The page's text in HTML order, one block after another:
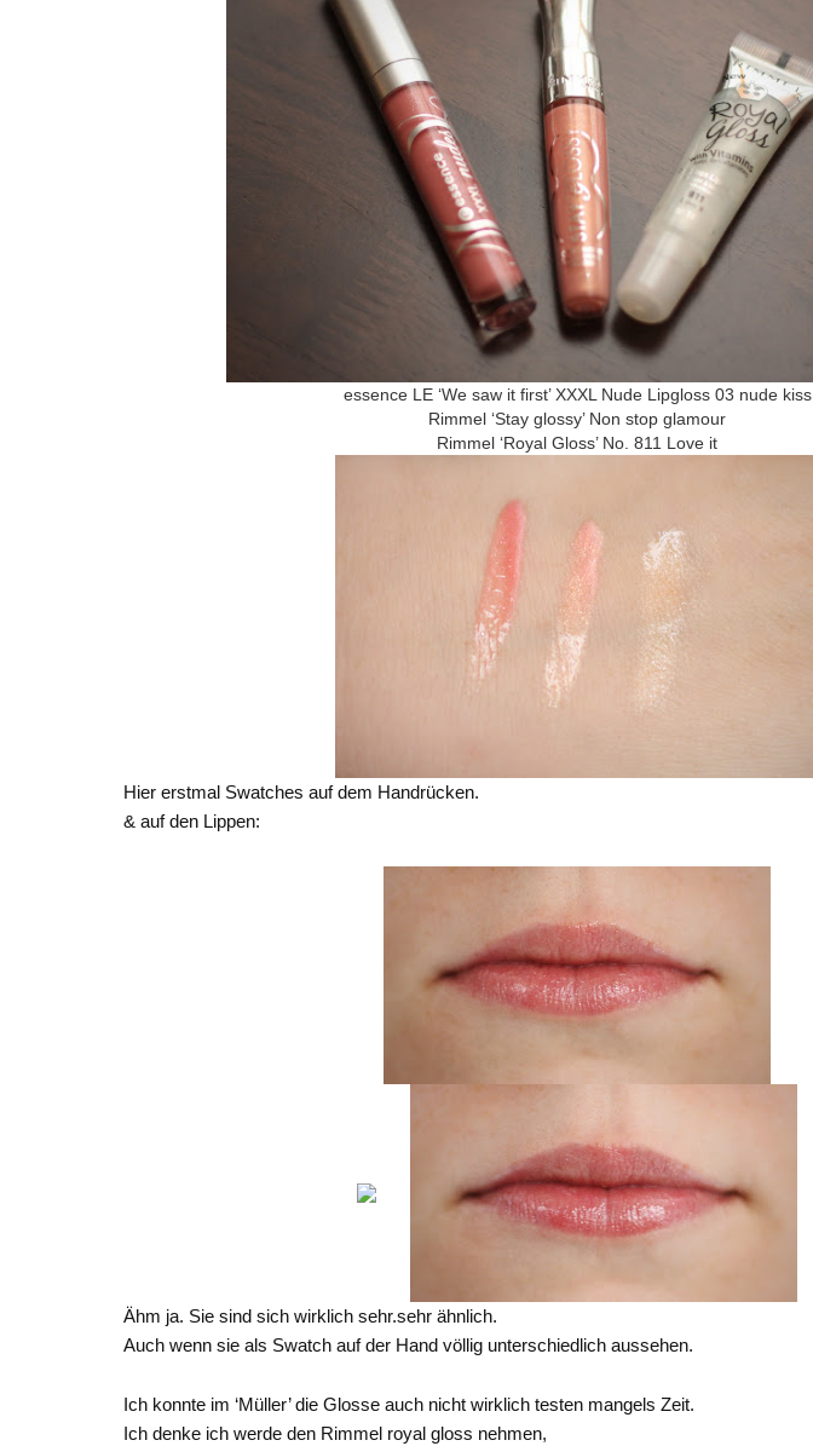
essence LE ‘We saw it first’ XXXL Nude Lipgloss 03 nude kiss
Rimmel ‘Stay glossy’ Non stop glamour
Rimmel ‘Royal Gloss’ No. 811 Love it
Hier erstmal Swatches auf dem Handrücken.
& auf den Lippen:
Ähm ja. Sie sind sich wirklich sehr.sehr ähnlich.
Auch wenn sie als Swatch auf der Hand völlig unterschiedlich aussehen.
Ich konnte im ‘Müller’ die Glosse auch nicht wirklich testen mangels Zeit.
Ich denke ich werde den Rimmel royal gloss nehmen,